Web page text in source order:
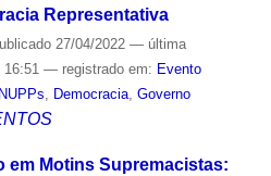
Representativa
27/04/2022 — última
— registrado em: Evento
NUPPs Democracia, Governo
em Motins Supremacistas: